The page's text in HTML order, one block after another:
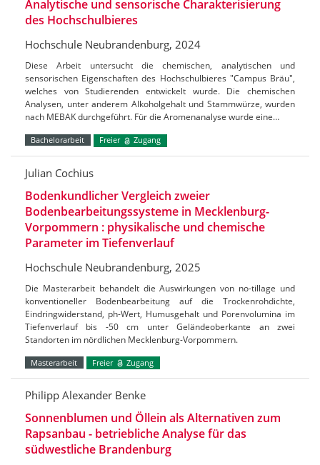
Analytische und sensorische Charakterisierung
des Hochschulbieres
Hochschule Neubrandenburg, 2024
Diese Arbeit untersucht die chemischen, analytischen und
sensorischen Eigenschaften des Hochschulbieres "Campus Bräu",
welches von Studierenden entwickelt wurde. Die chemischen
Analysen, unter anderem Alkoholgehalt und Stammwürze, wurden
nach MEBAK durchgeführt. Für die Aromenanalyse wurde eine…
Bachelorarbeit Freier Zugang
Julian Cochius
Bodenkundlicher Vergleich zweier
Bodenbearbeitungssysteme in Mecklenburg-
Vorpommern : physikalische und chemische
Parameter im Tiefenverlauf
Hochschule Neubrandenburg, 2025
Die Masterarbeit behandelt die Auswirkungen von no-tillage und
konventioneller Bodenbearbeitung auf die Trockenrohdichte,
Eindringwiderstand, ph-Wert, Humusgehalt und Porenvolumina im
Tiefenverlauf bis -50 cm unter Geländeoberkante an zwei
Standorten im nördlichen Mecklenburg-Vorpommern.
Masterarbeit Freier Zugang
Philipp Alexander Benke
Sonnenblumen und Öllein als Alternativen zum
Rapsanbau - betriebliche Analyse für das
südwestliche Brandenburg